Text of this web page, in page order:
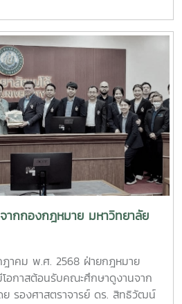
วนของมหาวิทยาลัยแม่โจ้ ได้รับ
ย์ ดร.ชัยยศ สัมฤทธิ์สกุล รอง
จ้ กล่าวต้อนรับคณะศึกษาดูงาน หลัง
โอกาสแลกเปลี่ยนเรียนรู้แนวทางการ
เด็นเรื่องแนวปฏิบัติเกี่ยวกับการนำ
การปฏิบัติงานด้านการเงินและการ
ยที่ถูกต้อง เพื่อช่วยเพิ่มศักยภาพใน
ลัยไปใช้ประโยชน์ในเชิงพาณิชย์
จัดการทรัพย์สิน การดูแลรักษา การ
ย์สินให้เกิดประโยชน์สูงสุด นอกจาก
จ้ยังได้นำเสนอแนวทางการดำเนิน
Holding Company ซึ่ง
ดตั้งบริษัทจำกัด ภายใต้ชื่อ "บริษัท
เนินงานมาแล้วตั้งแต่ปี พ.ศ. 2567
กกองกฎหมาย มหาวิทยาลัย
าคม พ.ศ. 2568 ฝ่ายกฎหมาย
อกาสต้อนรับคณะศึกษาดูงานจาก
ย รองศาสตราจารย์ ดร. สิทธิวัฒน์